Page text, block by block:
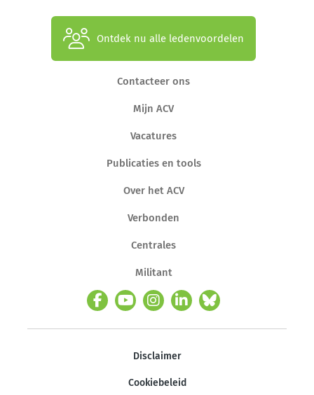
Ontdek nu alle ledenvoordelen
Contacteer ons
Mijn ACV
Vacatures
Publicaties en tools
Over het ACV
Verbonden
Centrales
Militant
Disclaimer
Cookiebeleid